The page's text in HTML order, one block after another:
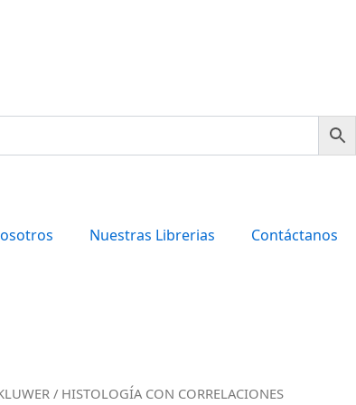
Nuestras Librerias Contáctanos
/ HISTOLOGÍA CON CORRELACIONES